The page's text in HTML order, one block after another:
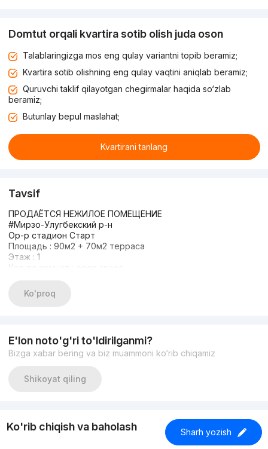
Domtut orqali kvartira sotib olish juda oson
Talablaringizga mos eng qulay variantni topib beramiz;
Kvartira sotib olishning eng qulay vaqtini aniqlab beramiz;
Quruvchi taklif qilayotgan chegirmalar haqida so‘zlab
beramiz;
Butunlay bepul maslahat;
Kvartirani tanlang
Tavsif
ПРОДАЁТСЯ НЕЖИЛОЕ ПОМЕЩЕНИЕ
#Мирзо-Улугбекский р-н
Ор-р стадион Старт
Площадь : 90м2 + 70м2 терраса
Этаж : 1
Кол-во комнат : open space
Парковка
Первая линия
Ko'proq
E'lon noto'g'ri to'ldirilganmi?
Bizga xabar bering va biz muammoni ko‘rib chiqamiz
Shikoyat qiling
Ko'rib chiqish va baholash Sharh yozish